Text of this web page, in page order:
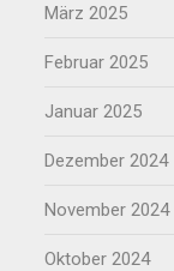
März 2025
Februar 2025
Januar 2025
Dezember 2024
November 2024
Oktober 2024